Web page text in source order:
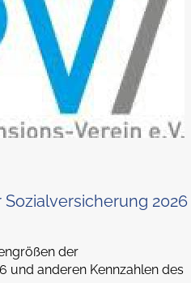
2026
der
und anderen Kennzahlen des